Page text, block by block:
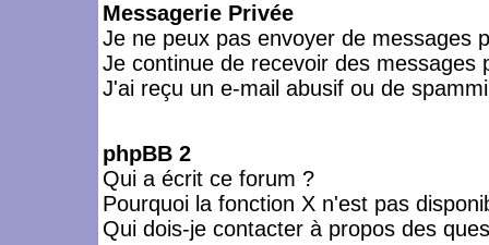
Messagerie Privée
Je ne peux pas envoyer de messages
Je continue de recevoir des messages
J'ai reçu un e-mail abusif ou de
phpBB 2
Qui a écrit ce forum ?
Pourquoi la fonction X n'est pas
Qui dois-je contacter à propos des